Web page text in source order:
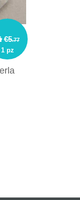
€5.77
1 pz